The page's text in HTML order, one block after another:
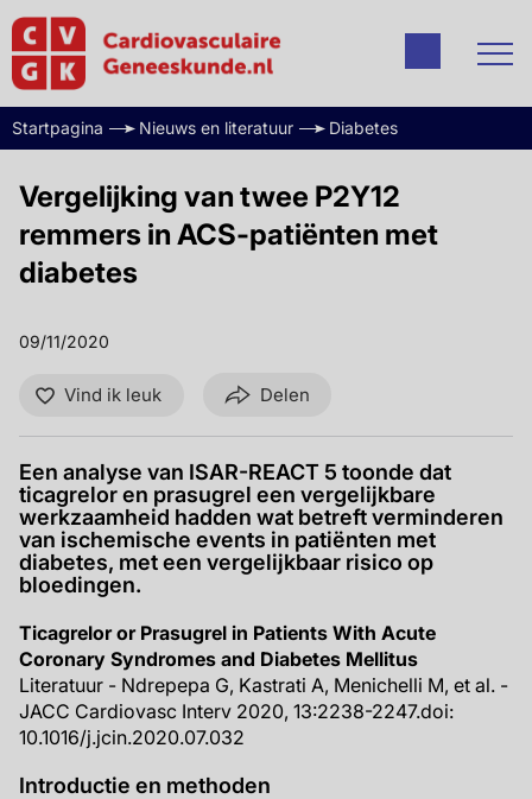
Startpagina Nieuws en literatuur Diabetes
Vergelijking van twee P2Y12
remmers in ACS-patiënten met
diabetes
09/11/2020
Vind ik leuk Delen
Een analyse van ISAR-REACT 5 toonde dat
ticagrelor en prasugrel een vergelijkbare
werkzaamheid hadden wat betreft verminderen
van ischemische events in patiënten met
diabetes, met een vergelijkbaar risico op
bloedingen.
Ticagrelor or Prasugrel in Patients With Acute
Coronary Syndromes and Diabetes Mellitus
Literatuur - Ndrepepa G, Kastrati A, Menichelli M, et al. -
JACC Cardiovasc Interv 2020, 13:2238-2247.doi:
10.1016/j.jcin.2020.07.032
Introductie en methoden